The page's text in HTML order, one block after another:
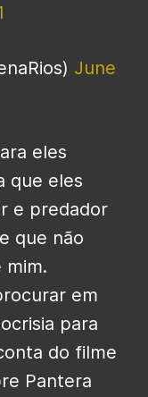
June
eles
que eles
e predador
que não
mim.
em
para
do filme
Pantera